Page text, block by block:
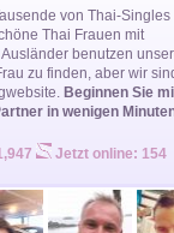
von Thai-Singles
Thai Frauen mit
benutzen
zu finden, aber wir
Beginnen Sie
in wenigen
Jetzt online: 154